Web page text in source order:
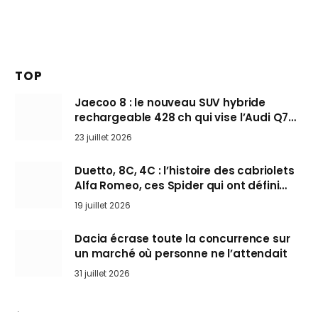
TOP
Jaecoo 8 : le nouveau SUV hybride
rechargeable 428 ch qui vise l’Audi Q7
arrive en Europe cet automne
23 juillet 2026
Duetto, 8C, 4C : l’histoire des cabriolets
Alfa Romeo, ces Spider qui ont défini
l’art de rouler cheveux au vent
19 juillet 2026
Dacia écrase toute la concurrence sur
un marché où personne ne l’attendait
31 juillet 2026